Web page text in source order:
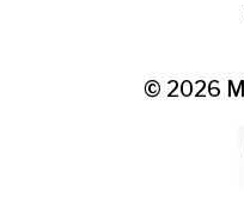
© 2026